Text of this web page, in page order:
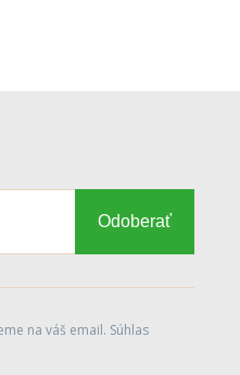
Odoberať
na váš email. Súhlas